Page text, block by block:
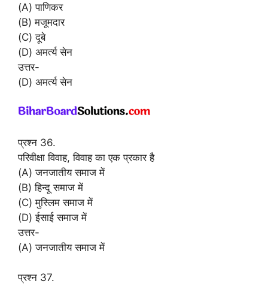
(A) पाणिकर
(B) मजूमदार
(C) दूबे
(D) अमर्त्य सेन
उत्तर-
(D) अमर्त्य सेन
प्रश्न 36.
परिवीक्षा विवाह, विवाह का एक प्रकार है
(A) जनजातीय समाज में
(B) हिन्दू समाज में
(C) मुस्लिम समाज में
(D) ईसाई समाज में
उत्तर-
(A) जनजातीय समाज में
प्रश्न 37.